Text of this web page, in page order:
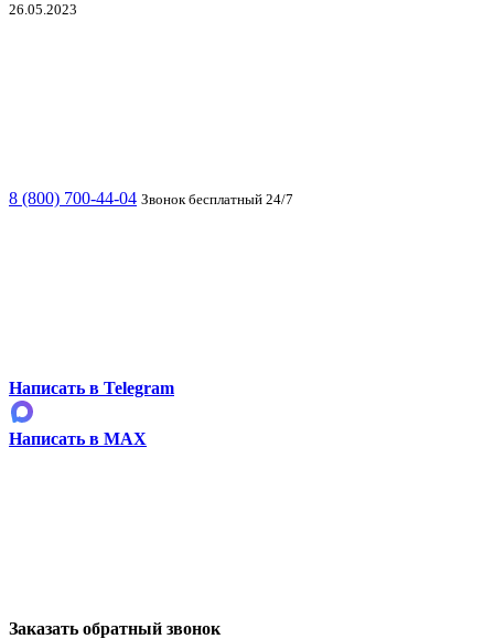
26.05.2023
8 (800) 700-44-04 Звонок бесплатный 24/7
Написать в Telegram
Написать в MAX
Заказать обратный звонок